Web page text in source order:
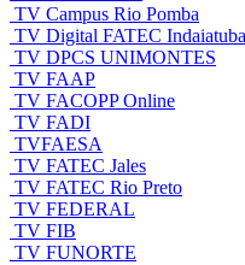
TV Campus Rio Pomba
TV Digital FATEC Indaiatuba
TV DPCS UNIMONTES
TV FAAP
TV FACOPP Online
TV FADI
TVFAESA
TV FATEC Jales
TV FATEC Rio Preto
TV FEDERAL
TV FIB
TV FUNORTE